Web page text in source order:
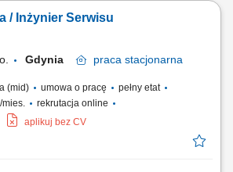
/ Inżynier Serwisu
Gdynia praca stacjonarna
(mid) umowa o pracę
pełny etat
rekrutacja online
aplikuj bez CV